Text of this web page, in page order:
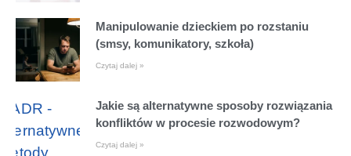
Manipulowanie dzieckiem po rozstaniu
(smsy, komunikatory, szkoła)
Czytaj dalej »
Jakie są alternatywne sposoby rozwiązania
konfliktów w procesie rozwodowym?
Czytaj dalej »